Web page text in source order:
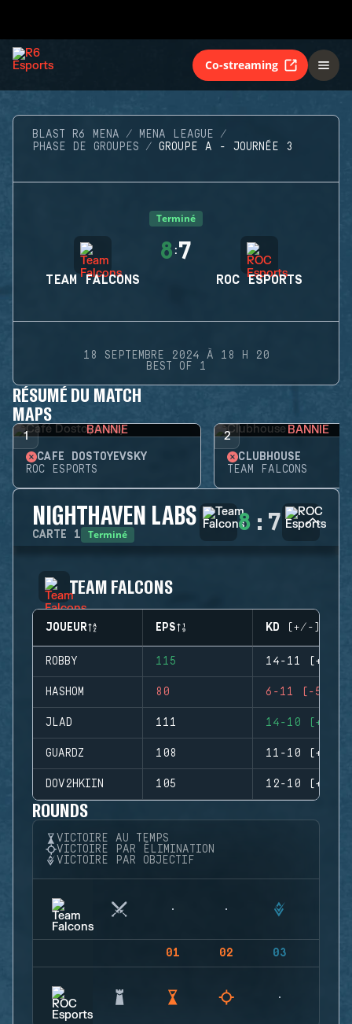
Co-streaming
BLAST R6 MENA
MENA LEAGUE
PHASE DE GROUPES
GROUPE A - JOURNÉE 3
Terminé
TEAM FALCONS
8 :7
ROC ESPORTS
18 SEPTEMBRE 2024 À 18 H 20
BEST OF 1
RÉSUMÉ DU MATCH
MAPS
1 BANNIE
CAFÉ DOSTOYEVSKY
ROC ESPORTS
2 BANNIE
CLUBHOUSE
TEAM FALCONS
NIGHTHAVEN LABS
CARTE 1 Terminé 8 : 7
TEAM FALCONS
JOUEUR EPS KD (+/-)
ROBBY 115 14-11 (+3)
HASHOM 80 6-11 (-5)
JLAD 111 14-10 (+4)
GUARDZ 108 11-10 (+1)
DOV2HKIIN 105 12-10 (+2)
ROUNDS
VICTOIRE AU TEMPS
VICTOIRE PAR ÉLIMINATION
VICTOIRE PAR OBJECTIF
01 02 03